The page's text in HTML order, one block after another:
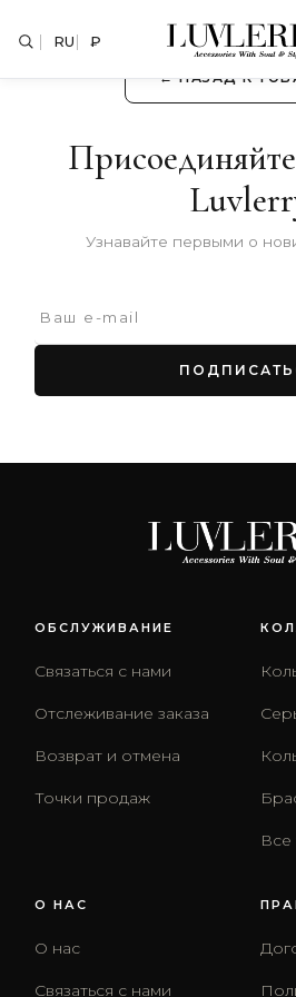
← НАЗАД К
Узнавайте первыми о
ОБСЛУЖИВАНИЕ
Связаться с нами
Отслеживание заказа
Возврат и отмена
Точки продаж
Все
О НАС
О нас
Связаться с нами
RU ₽